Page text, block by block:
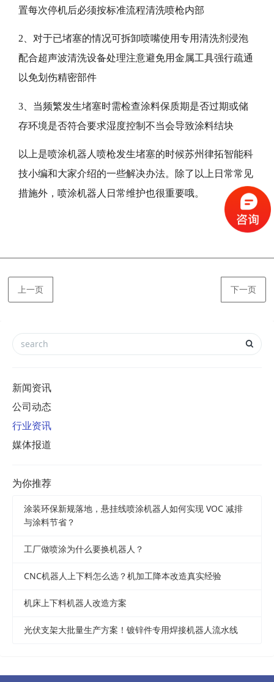
置每次停机后必须按标准流程清洗喷枪内部
2、对于已堵塞的情况可拆卸喷嘴使用专用清洗剂浸泡
配合超声波清洗设备处理注意避免用金属工具强行疏通
以免划伤精密部件
3、当频繁发生堵塞时需检查涂料保质期是否过期或储
存环境是否符合要求湿度控制不当会导致涂料结块
以上是喷涂机器人喷枪发生堵塞的时候苏州律拓智能科
技小编和大家介绍的一些解决办法。除了以上日常常见
措施外，喷涂机器人日常维护也很重要哦。
上一页 下一页
新闻资讯
公司动态
行业资讯
媒体报道
为你推荐
涂装环保新规落地，悬挂线喷涂机器人如何实现 VOC 减排
与涂料节省？
工厂做喷涂为什么要换机器人？
CNC机器人上下料怎么选？机加工降本改造真实经验
机床上下料机器人改造方案
光伏支架大批量生产方案！镀锌件专用焊接机器人流水线